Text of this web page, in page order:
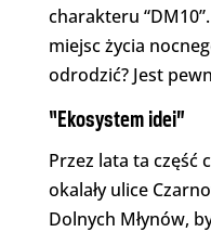
charakteru
miejsc życia
odrodzić? Jest
“Ekosystem idei”
Przez lata ta część
okalały ulice
Dolnych Młynów,